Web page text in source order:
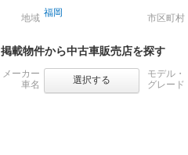
地域 福岡 市区町村
掲載物件から中古車販売店を探す
メーカー
車名
選択する
モデル・
グレード